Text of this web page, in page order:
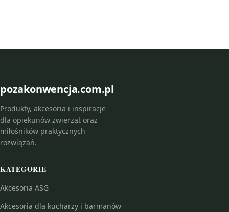
pozakonwencja.com.pl
Produkty, akcesoria i inspiracje
dla opiekunów zwierząt oraz
miłośników praktycznych
rozwiązań.
KATEGORIE
Akcesoria ASG
Akcesoria dla kucharzy i barmanów